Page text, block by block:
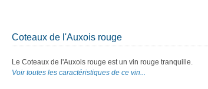
Coteaux de l'Auxois rouge
Le Coteaux de l'Auxois rouge est un vin rouge tranquille.
Voir toutes les caractéristiques de ce vin...